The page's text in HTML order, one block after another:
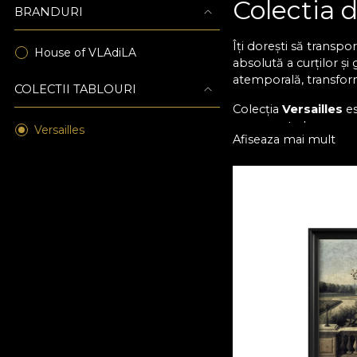
BRANDURI
House of VLAdiLA
COLECTII TABLOURI
Versailles
Colectia
Îți dorești să
absolută a curților și
atemporală,
ColecțiaVersailles
ornamente baroce,
ivoire și accentele
coloane, oglinzi,
Este arta care te
House of
simbolurilor
elegante și
Afiseaza mai mult